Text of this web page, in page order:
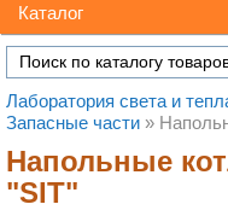
Каталог
Лаборатория света и
Запасные части »
Напольные
"SIT"